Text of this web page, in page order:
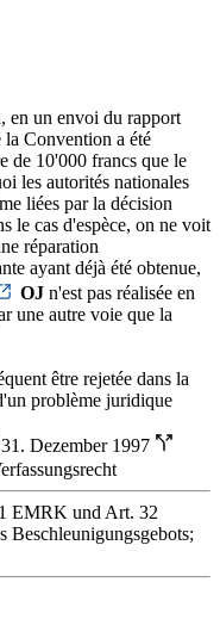
en un envoi du rapport
Convention a été
de 10'000 francs que le
les autorités nationales
liées par la décision
le cas d'espèce, on ne voit
réparation
ayant déjà été obtenue,
OJ n'est pas réalisée en
une autre voie que la
être rejetée dans la
problème juridique
31. Dezember 1997
EMRK und Art. 32